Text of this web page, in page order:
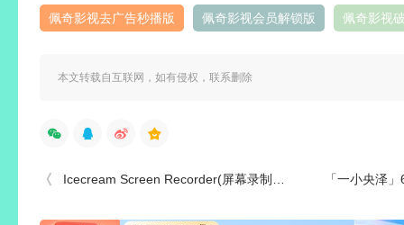
佩奇影视去广告秒播版 佩奇影视会员解锁版 佩奇影视
本文转载自互联网，如有侵权，联系删除
Icecream Screen Recorder(屏幕录制) Pro v7.46 绿色中文便携版 「一小央泽」65套 COS